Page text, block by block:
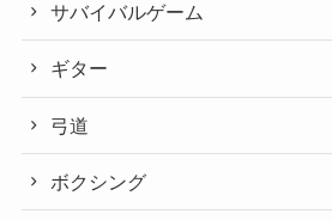
サバイバルゲーム
ギター
弓道
ボクシング